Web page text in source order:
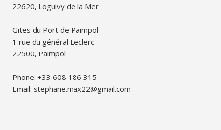
22620, Loguivy de la Mer
Gites du Port de Paimpol
1 rue du général Leclerc
22500, Paimpol
Phone: +33 608 186 315
Email: stephane.max22@gmail.com